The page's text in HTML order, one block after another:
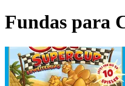
Fundas para